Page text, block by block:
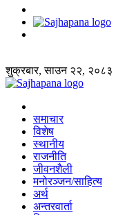
शुक्रबार, साउन २२, २०८३
समाचार
विशेष
स्थानीय
राजनीति
जीवनशैली
मनोरञ्जन/साहित्य
अर्थ
अन्तरवार्ता